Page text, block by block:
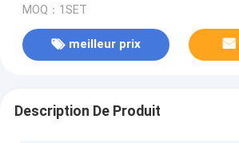
MOQ：1SET
meilleur prix
Description De Produit